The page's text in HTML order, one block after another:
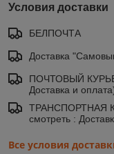
Условия доставки
БЕЛПОЧТА
Доставка
ПОЧТОВЫЙ
Доставка и
ТРАНСПОРТНАЯ
смотреть :
Все условия